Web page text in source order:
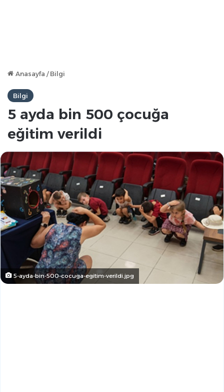
Anasayfa / Bilgi
Bilgi
5 ayda bin 500 çocuğa
eğitim verildi
5-ayda-bin-500-cocuga-egitim-verildi.jpg